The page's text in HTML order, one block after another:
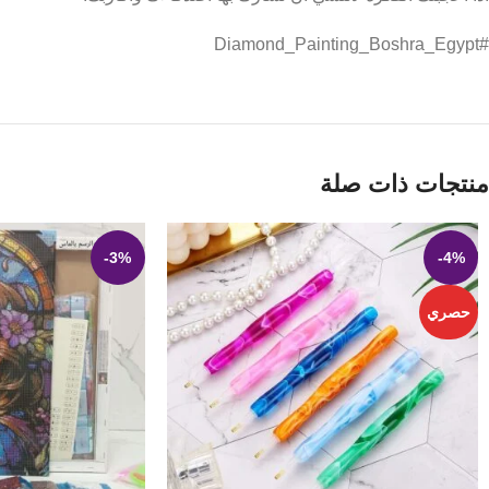
#Diamond_Painting_Boshra_Egypt
منتجات ذات صلة
-4%
حصري
-3%